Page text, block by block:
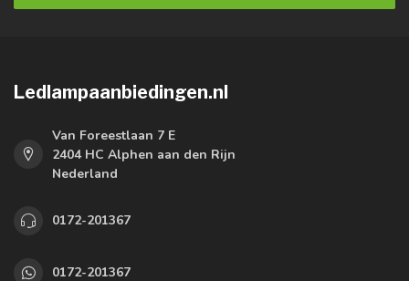
Ledlampaanbiedingen.nl
Van Foreestlaan 7 E
2404 HC Alphen aan den Rijn
Nederland
0172-201367
0172-201367